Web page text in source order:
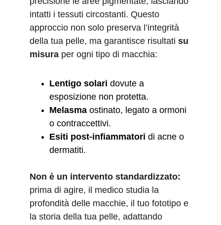
intatti i tessuti circostanti. Questo
approccio non solo preserva l’integrità
della tua pelle, ma garantisce risultati su
misura per ogni tipo di macchia:
Lentigo solari dovute a
esposizione non protetta.
Melasma ostinato, legato a ormoni
o contraccettivi.
Esiti post-infiammatori di acne o
dermatiti.
Non è un intervento standardizzato:
prima di agire, il medico studia la
profondità delle macchie, il tuo fototipo e
la storia della tua pelle, adattando